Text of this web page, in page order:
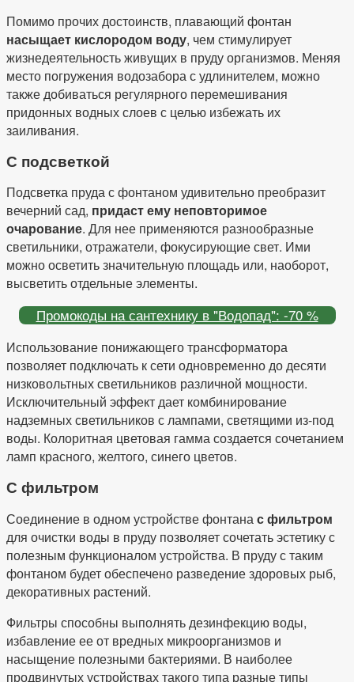
Помимо прочих достоинств, плавающий фонтан
насыщает кислородом воду, чем стимулирует
жизнедеятельность живущих в пруду организмов. Меняя
место погружения водозабора с удлинителем, можно
также добиваться регулярного перемешивания
придонных водных слоев с целью избежать их
заиливания.
С подсветкой
Подсветка пруда с фонтаном удивительно преобразит
вечерний сад, придаст ему неповторимое
очарование. Для нее применяются разнообразные
светильники, отражатели, фокусирующие свет. Ими
можно осветить значительную площадь или, наоборот,
высветить отдельные элементы.
Промокоды на сантехнику в "Водопад": -70 %
Использование понижающего трансформатора
позволяет подключать к сети одновременно до десяти
низковольтных светильников различной мощности.
Исключительный эффект дает комбинирование
надземных светильников с лампами, светящими из-под
воды. Колоритная цветовая гамма создается сочетанием
ламп красного, желтого, синего цветов.
С фильтром
Соединение в одном устройстве фонтанас фильтром
для очистки воды в пруду позволяет сочетать эстетику с
полезным функционалом устройства. В пруду с таким
фонтаном будет обеспечено разведение здоровых рыб,
декоративных растений.
Фильтры способны выполнять дезинфекцию воды,
избавление ее от вредных микроорганизмов и
насыщение полезными бактериями. В наиболее
продвинутых устройствах такого типа разные типы